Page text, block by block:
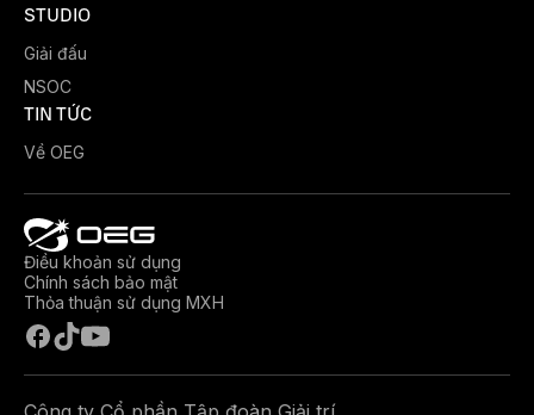
STUDIO
Giải đấu
NSOC
TIN TỨC
Về OEG
Điều khoản sử dụng
Chính sách bảo mật
Thỏa thuận sử dụng MXH